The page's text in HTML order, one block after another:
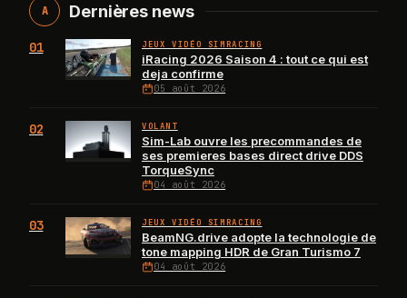
A Dernières news
01 JEUX VIDÉO SIMRACING
iRacing 2026 Saison 4 : tout ce qui est
deja confirme
05 août 2026
02 VOLANT
Sim-Lab ouvre les precommandes de
ses premieres bases direct drive DDS
TorqueSync
04 août 2026
03 JEUX VIDÉO SIMRACING
BeamNG.drive adopte la technologie de
tone mapping HDR de Gran Turismo 7
04 août 2026